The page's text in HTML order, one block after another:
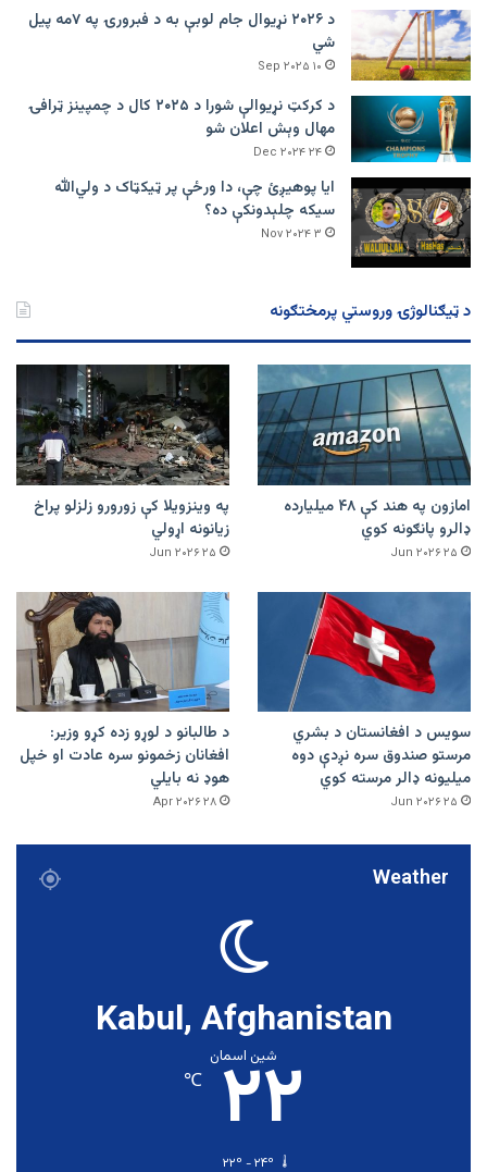
د ۲۰۲۶ نړیوال جام لوبې به د فبرورۍ په ۷مه پیل
شي
۱۰ Sep ۲۰۲۵
د کرکټ نړیوالې شورا د ۲۰۲۵ کال د چمپینز ټرافۍ
مهال وېش اعلان شو
۲۴ Dec ۲۰۲۴
ایا پوهیږئ چې، دا ورځې پر ټيکټاک د ولي‌الله
سیکه چلېدونکې ده؟
۳ Nov ۲۰۲۴
د ټیګنالوژۍ وروستي پرمختګونه
امازون په هند کې ۴۸ میلیارده
ډالرو پانګونه کوي
۲۵ Jun ۲۰۲۶
په وینزویلا کې زورورو زلزلو پراخ
زیانونه اړولي
۲۵ Jun ۲۰۲۶
سویس د افغانستان د بشري
مرستو صندوق سره نږدې دوه
میلیونه ډالر مرسته کوي
۲۵ Jun ۲۰۲۶
د طالبانو د لوړو زده کړو وزیر:
افغانان زخمونو سره عادت او خپل
هوډ نه بایلي
۲۸ Apr ۲۰۲۶
Weather
Kabul, Afghanistan
شین اسمان
۲۲ ℃